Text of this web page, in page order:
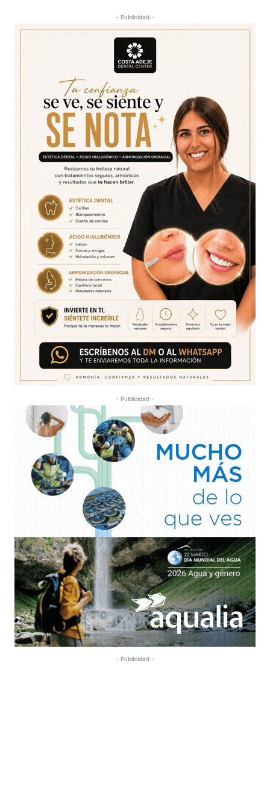
- Publicidad -
- Publicidad -
- Publicidad -